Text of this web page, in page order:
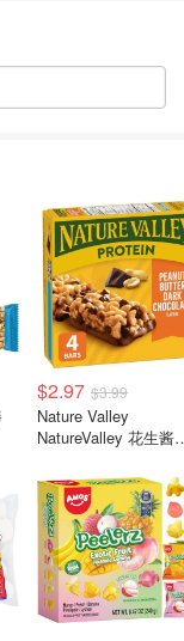
$2.97 $3.99
Nature Valley
NatureValley 花生酱